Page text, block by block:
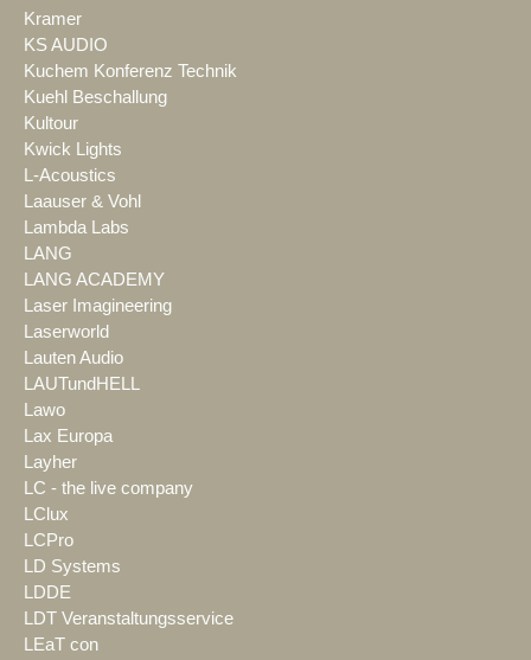
Kramer
KS AUDIO
Kuchem Konferenz Technik
Kuehl Beschallung
Kultour
Kwick Lights
L-Acoustics
Laauser & Vohl
Lambda Labs
LANG
LANG ACADEMY
Laser Imagineering
Laserworld
Lauten Audio
LAUTundHELL
Lawo
Lax Europa
Layher
LC - the live company
LClux
LCPro
LD Systems
LDDE
LDT Veranstaltungsservice
LEaT con